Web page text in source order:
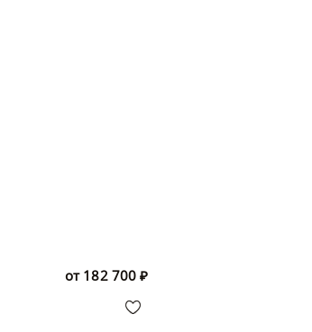
от 182 700 ₽